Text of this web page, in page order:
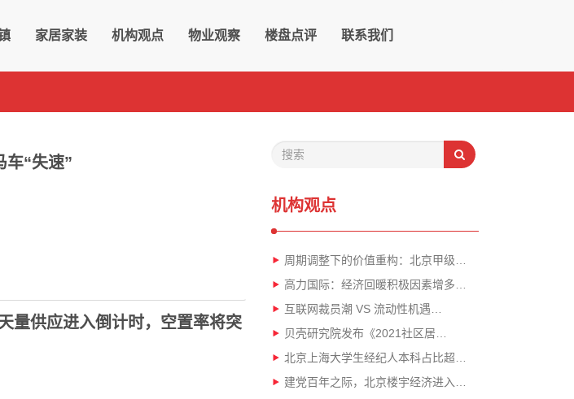
家居家装 机构观点 物业观察 楼盘点评 联系我们
车“失速”
量供应进入倒计时，空置率将突
机构观点
周期调整下的价值重构：北京甲级…
高力国际：经济回暖积极因素增多…
互联网裁员潮 VS 流动性机遇…
贝壳研究院发布《2021社区居…
北京上海大学生经纪人本科占比超…
建党百年之际，北京楼宇经济进入…